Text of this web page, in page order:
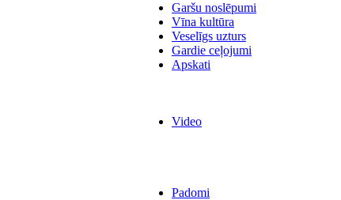
Garšu noslēpumi
Vīna kultūra
Veselīgs uzturs
Gardie ceļojumi
Apskati
Video
Padomi